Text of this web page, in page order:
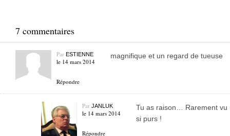
7 commentaires
Par ESTIENNE
le 14 mars 2014
Répondre
magnifique et un regard de tueuse
Par JANLUK
le 14 mars 2014
Répondre
Tu as raison… Rarement vu
si purs !